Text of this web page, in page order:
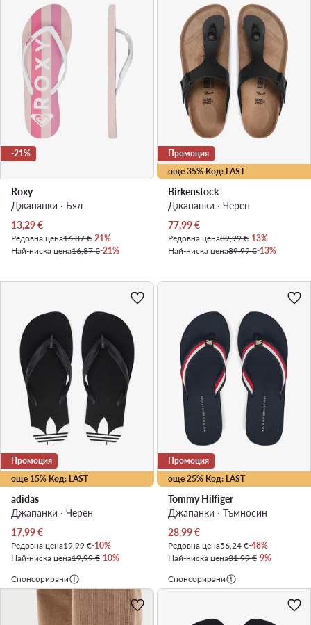
-21%
Roxy
Джапанки · Бял
Актуална цена
13,29€
Редовна цена16,87 €-21%
Най-ниска цена16,87 €-21%
още 35% Код: LAST
Промоция
Birkenstock
Джапанки · Черен
Актуална цена
77,99€
Редовна цена89,99 €-13%
Най-ниска цена89,99 €-13%
още 15% Код: LAST
Промоция
adidas
Джапанки · Черен
Актуална цена
17,99€
Редовна цена19,99 €-10%
Най-ниска цена19,99 €-10%
още 25% Код: LAST
Промоция
Tommy Hilfiger
Джапанки · Тъмносин
Актуална цена
28,99€
Редовна цена56,24 €-48%
Най-ниска цена31,99 €-9%
Спонсорирани
Спонсорирани